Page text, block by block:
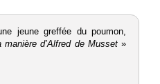
jeune greffée du poumon,
manière d’Alfred de Musset»